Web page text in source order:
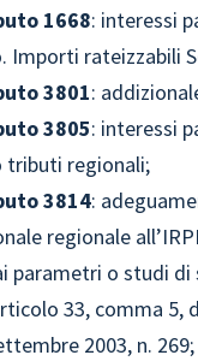
1668: interessi
Importi rateizzabili
3801:
3805: interessi
tributi regionali;
3814:
regionale
parametri o studi
33, comma 5,
2003, n. 269;